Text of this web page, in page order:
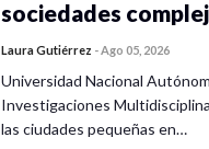
sociedades
Laura Gutiérrez - Ago 05, 2026
Universidad Nacional
Investigaciones
las ciudades pequeñas en…